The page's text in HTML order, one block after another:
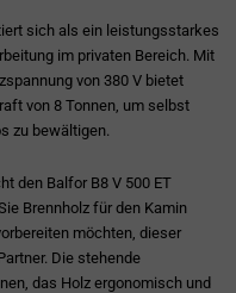
sich als ein leistungsstarkes
im privaten Bereich. Mit
von 380 V bietet
von 8 Tonnen, um selbst
zu bewältigen.
den Balfor B8 V 500 ET
Brennholz für den Kamin
möchten, dieser
Die stehende
das Holz ergonomisch und